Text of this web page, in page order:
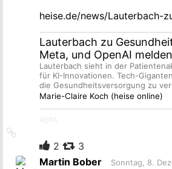
heise.de/news/Lauterbach-
Lauterbach zu
Meta, und OpenAI
Lauterbach sieht in der
für KI-Innovationen. Tech-
die Gesundheitsversorgung zu
Marie-Claire Koch (heise online)
Originalbeitrag
2
3
Martin Bober
Sonntag, 8.